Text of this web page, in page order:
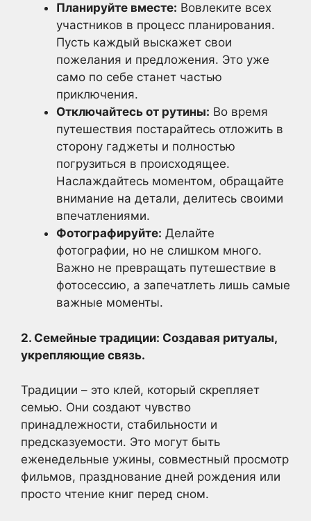
Планируйте вместе: Вовлеките всех
участников в процесс планирования.
Пусть каждый выскажет свои
пожелания и предложения. Это уже
само по себе станет частью
приключения.
Отключайтесь от рутины: Во время
путешествия постарайтесь отложить в
сторону гаджеты и полностью
погрузиться в происходящее.
Наслаждайтесь моментом, обращайте
внимание на детали, делитесь своими
впечатлениями.
Фотографируйте: Делайте
фотографии, но не слишком много.
Важно не превращать путешествие в
фотосессию, а запечатлеть лишь самые
важные моменты.
2. Семейные традиции: Создавая ритуалы,
укрепляющие связь.
Традиции – это клей, который скрепляет
семью. Они создают чувство
принадлежности, стабильности и
предсказуемости. Это могут быть
еженедельные ужины, совместный просмотр
фильмов, празднование дней рождения или
просто чтение книг перед сном.